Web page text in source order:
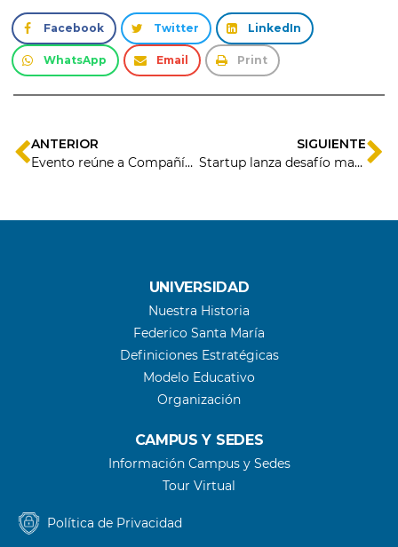
Facebook Twitter LinkedIn
WhatsApp Email Print
ANTERIOR
Evento reúne a Compañía Minera del Pacífico con potenciales soluciones tecnológicas para sus desafíos
SIGUIENTE
Startup lanza desafío matemático global con un premio de US$100 mil
UNIVERSIDAD
Nuestra Historia
Federico Santa María
Definiciones Estratégicas
Modelo Educativo
Organización
CAMPUS Y SEDES
Información Campus y Sedes
Tour Virtual
Política de Privacidad